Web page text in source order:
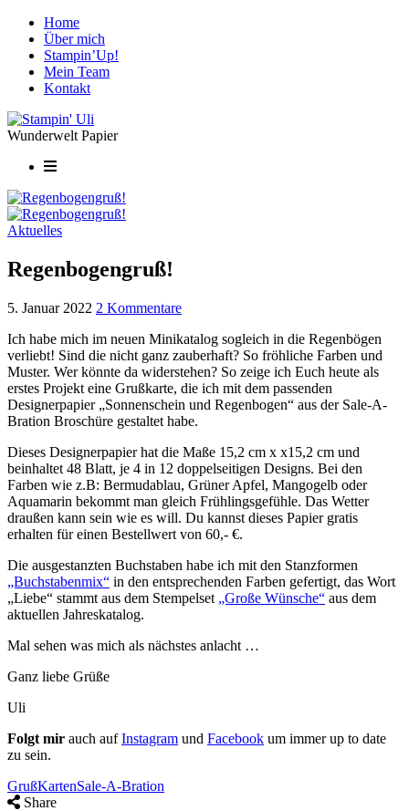
Home
Über mich
Stampin’Up!
Mein Team
Kontakt
Wunderwelt Papier
Aktuelles
Regenbogengruß!
5. Januar 2022 2 Kommentare
Ich habe mich im neuen Minikatalog sogleich in die Regenbögen
verliebt! Sind die nicht ganz zauberhaft? So fröhliche Farben und
Muster. Wer könnte da widerstehen? So zeige ich Euch heute als
erstes Projekt eine Grußkarte, die ich mit dem passenden
Designerpapier „Sonnenschein und Regenbogen“ aus der Sale-A-
Bration Broschüre gestaltet habe.
Dieses Designerpapier hat die Maße 15,2 cm x x15,2 cm und
beinhaltet 48 Blatt, je 4 in 12 doppelseitigen Designs. Bei den
Farben wie z.B: Bermudablau, Grüner Apfel, Mangogelb oder
Aquamarin bekommt man gleich Frühlingsgefühle. Das Wetter
draußen kann sein wie es will. Du kannst dieses Papier gratis
erhalten für einen Bestellwert von 60,- €.
Die ausgestanzten Buchstaben habe ich mit den Stanzformen
„Buchstabenmix“ in den entsprechenden Farben gefertigt, das Wort
„Liebe“ stammt aus dem Stempelset „Große Wünsche“ aus dem
aktuellen Jahreskatalog.
Mal sehen was mich als nächstes anlacht …
Ganz liebe Grüße
Uli
Folgt mir auch aufInstagram und Facebook um immer up to date
zu sein.
GrußKartenSale-A-Bration
Share